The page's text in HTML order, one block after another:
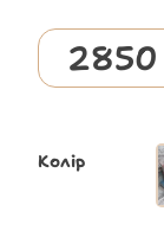
2850
Колір